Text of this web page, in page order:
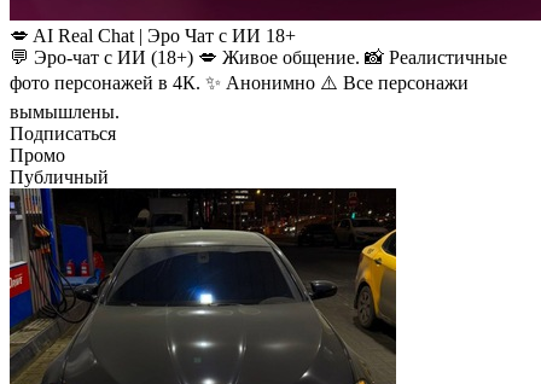
💋 AI Real Chat | Эро Чат с ИИ 18+
💬 Эро-чат с ИИ (18+) 💋 Живое общение. 📸 Реалистичные
фото персонажей в 4К. ✨ Анонимно ⚠️ Все персонажи
вымышлены.
Подписаться
Промо
Публичный